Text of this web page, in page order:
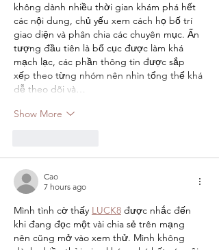
không dành nhiều thời gian khám phá hết
các nội dung, chủ yếu xem cách họ bố trí
giao diện và phân chia các chuyên mục. Ấn
tượng đầu tiên là bố cục được làm khá
mạch lạc, các phần thông tin được sắp
xếp theo từng nhóm nên nhìn tổng thể khá
dễ theo dõi và…
Show More
Cao
7 hours ago
Mình tình cờ thấy LUCK8 được nhắc đến
khi đang đọc một vài chia sẻ trên mạng
nên cũng mở vào xem thử. Mình không